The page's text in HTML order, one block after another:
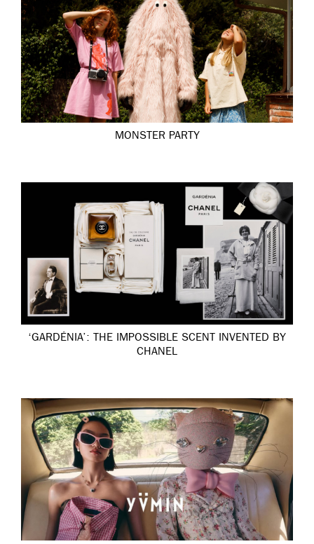
MONSTER PARTY
‘GARDÉNIA’: THE IMPOSSIBLE SCENT INVENTED BY
CHANEL